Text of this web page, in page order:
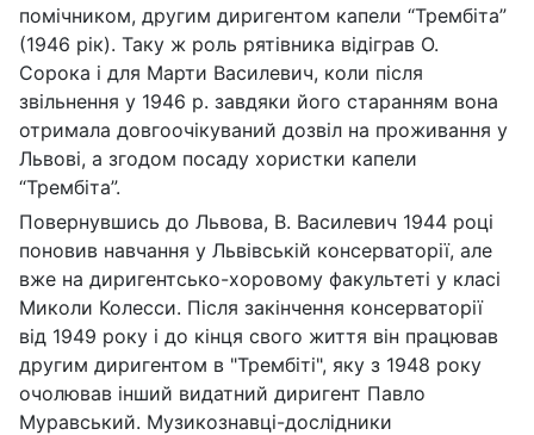
помічником, другим диригентом капели “Трембіта”
(1946 рік). Таку ж роль рятівника відіграв О.
Сорока і для Марти Василевич, коли після
звільнення у 1946 р. завдяки його старанням вона
отримала довгоочікуваний дозвіл на проживання у
Львові, а згодом посаду хористки капели
“Трембіта”.
Повернувшись до Львова, В. Василевич 1944 році
поновив навчання у Львівській консерваторії, але
вже на диригентсько-хоровому факультеті у класі
Миколи Колесси. Після закінчення консерваторії
від 1949 року і до кінця свого життя він працював
другим диригентом в "Трембіті", яку з 1948 року
очолював інший видатний диригент Павло
Муравський. Музикознавці-дослідники